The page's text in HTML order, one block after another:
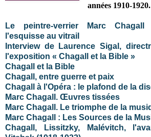
années 1910-1920.
Le peintre-verrier Marc
l'esquisse au vitrail
Interview de Laurence Sigal,
l'exposition « Chagall et la Bible »
Chagall et la Bible
Chagall, entre guerre et paix
Chagall à l'Opéra : le plafond de la
Marc Chagall. Œuvres tissées
Marc Chagall. Le triomphe de la
Marc Chagall : Les Sources de la
Chagall, Lissitzky, Malévitch,